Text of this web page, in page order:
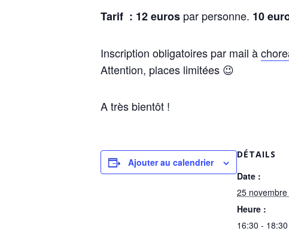
Tarif : 12 euros par personne. 10
Inscription obligatoires par mail à
Attention, places limitées 😉
A très bientôt !
Ajouter au calendrier
DÉTAILS
Date :
25
Heure :
16:30 - 18:30